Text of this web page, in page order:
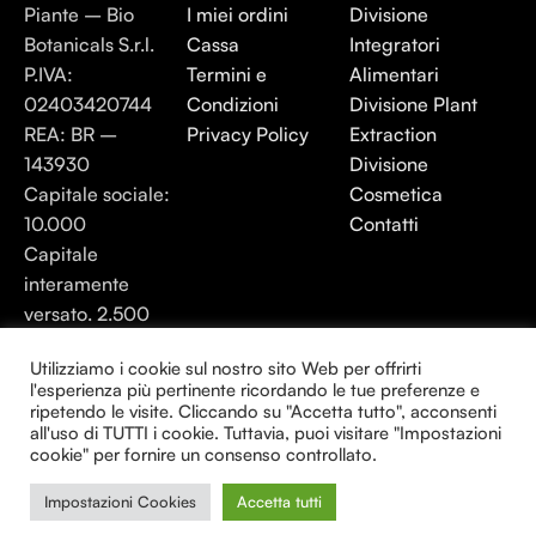
Piante – Bio
Botanicals S.r.l.
P.IVA:
02403420744
REA: BR –
143930
Capitale sociale:
10.000
Capitale
interamente
versato. 2.500
I miei ordini
Cassa
Termini e
Condizioni
Privacy Policy
Divisione
Integratori
Alimentari
Divisione Plant
Extraction
Divisione
Cosmetica
Contatti
Energia elle Piante 2025 - Tutti i diritti
riservati.
Creato da Consulenza24H
Utilizziamo i cookie sul nostro sito Web per offrirti
l'esperienza più pertinente ricordando le tue preferenze e
ripetendo le visite. Cliccando su "Accetta tutto", acconsenti
all'uso di TUTTI i cookie. Tuttavia, puoi visitare "Impostazioni
cookie" per fornire un consenso controllato.
Impostazioni Cookies Accetta tutti
0